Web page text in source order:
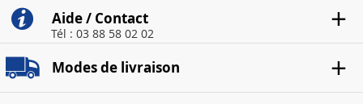
Aide / Contact
Tél : 03 88 58 02 02
Modes de livraison